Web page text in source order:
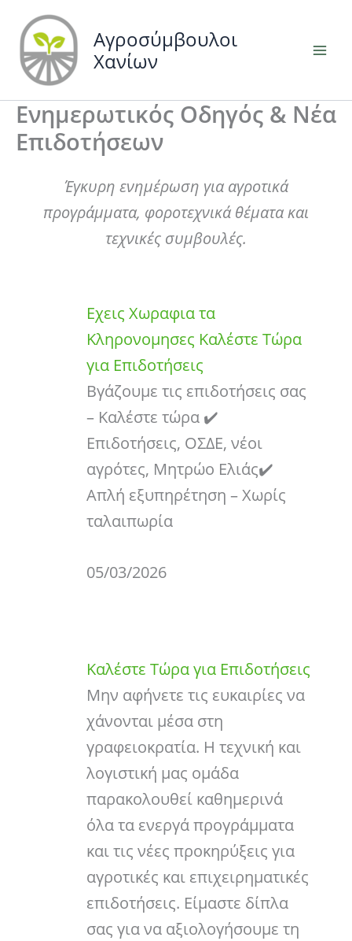
περιεχόμενο
Αγροσύμβουλοι
Χανίων
Ενημερωτικός Οδηγός & Νέα
Επιδοτήσεων
Έγκυρη ενημέρωση για αγροτικά
προγράμματα, φοροτεχνικά θέματα και
τεχνικές συμβουλές.
Εχεις Χωραφια τα
Κληρονομησες Καλέστε Τώρα
για Επιδοτήσεις
Βγάζουμε τις επιδοτήσεις σας
– Καλέστε τώρα ✔️
Επιδοτήσεις, ΟΣΔΕ, νέοι
αγρότες, Μητρώο Ελιάς✔️
Απλή εξυπηρέτηση – Χωρίς
ταλαιπωρία
05/03/2026
Καλέστε Τώρα για Επιδοτήσεις
Μην αφήνετε τις ευκαιρίες να
χάνονται μέσα στη
γραφειοκρατία. Η τεχνική και
λογιστική μας ομάδα
παρακολουθεί καθημερινά
όλα τα ενεργά προγράμματα
και τις νέες προκηρύξεις για
αγροτικές και επιχειρηματικές
επιδοτήσεις. Είμαστε δίπλα
σας για να αξιολογήσουμε τη